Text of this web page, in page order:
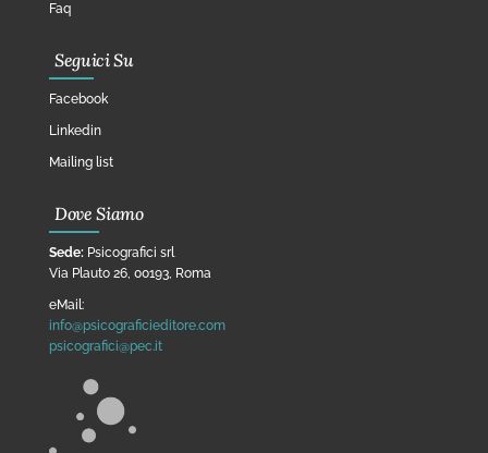
Faq
Seguici Su
Facebook
Linkedin
Mailing list
Dove Siamo
Sede: Psicografici srl
Via Plauto 26, 00193, Roma
eMail:
info@psicograficieditore.com
psicografici@pec.it